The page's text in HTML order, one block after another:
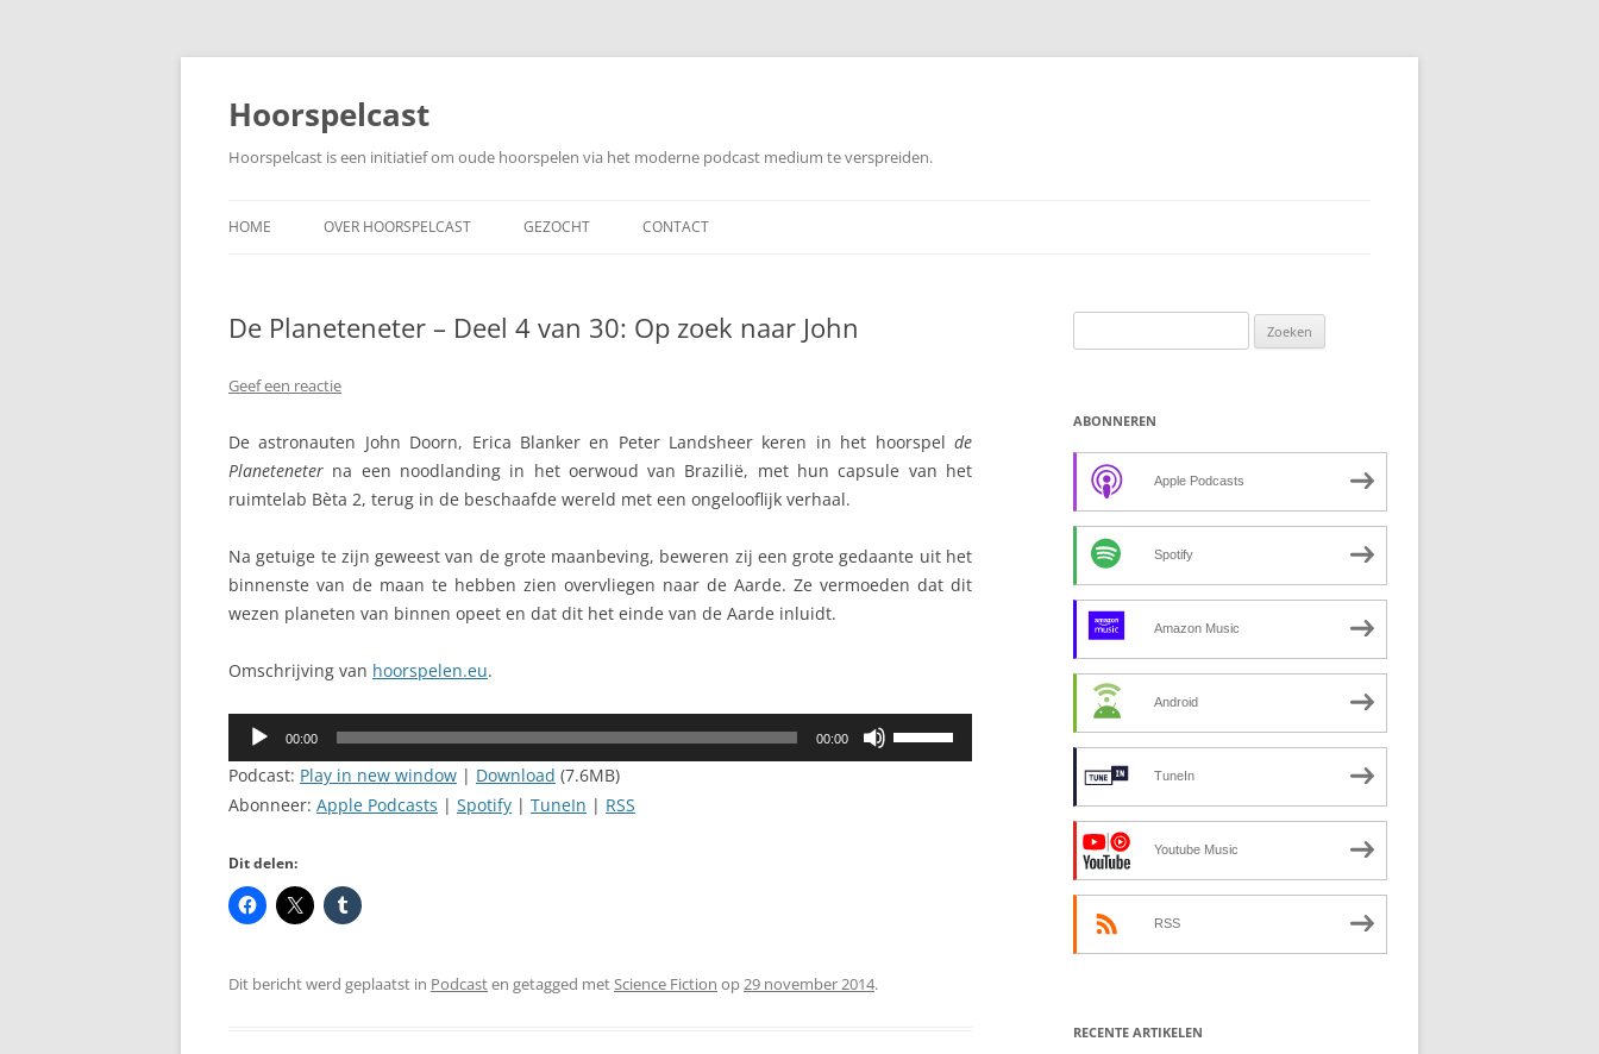
Ga
inhoud
Hoorspelcast
Hoorspelcast is een initiatief om oude hoorspelen via het moderne podcast medium te verspreiden.
HOME OVER HOORSPELCAST GEZOCHT CONTACT
De Planeteneter – Deel 4 van 30: Op zoek naar John
Geef een reactie
De astronauten John Doorn, Erica Blanker en Peter Landsheer keren in het hoorspel de
Planeteneter na een noodlanding in het oerwoud van Brazilië, met hun capsule van het
ruimtelab Bèta 2, terug in de beschaafde wereld met een ongelooflijk verhaal.
Na getuige te zijn geweest van de grote maanbeving, beweren zij een grote gedaante uit het
binnenste van de maan te hebben zien overvliegen naar de Aarde. Ze vermoeden dat dit
wezen planeten van binnen opeet en dat dit het einde van de Aarde inluidt.
Omschrijving van hoorspelen.eu.
Audiospeler
00:00 00:00
Podcast: Play in new window | Download (7.6MB)
Abonneer: Apple Podcasts | Spotify | TuneIn | RSS
Dit delen:
Dit bericht werd geplaatst in Podcasten getagged metScience Fiction op29 november 2014.
naar:
ABONNEREN
Apple Podcasts
Spotify
Amazon Music
Android
TuneIn
Youtube Music
RSS
RECENTE ARTIKELEN